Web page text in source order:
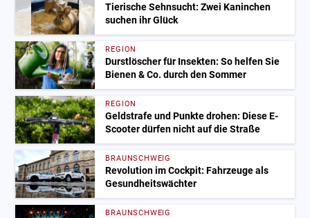
Tierische Sehnsucht: Zwei Kaninchen
suchen ihr Glück
REGION
Durstlöscher für Insekten: So helfen Sie
Bienen & Co. durch den Sommer
REGION
Geldstrafe und Punkte drohen: Diese E-
Scooter dürfen nicht auf die Straße
BRAUNSCHWEIG
Revolution im Cockpit: Fahrzeuge als
Gesundheitswächter
BRAUNSCHWEIG